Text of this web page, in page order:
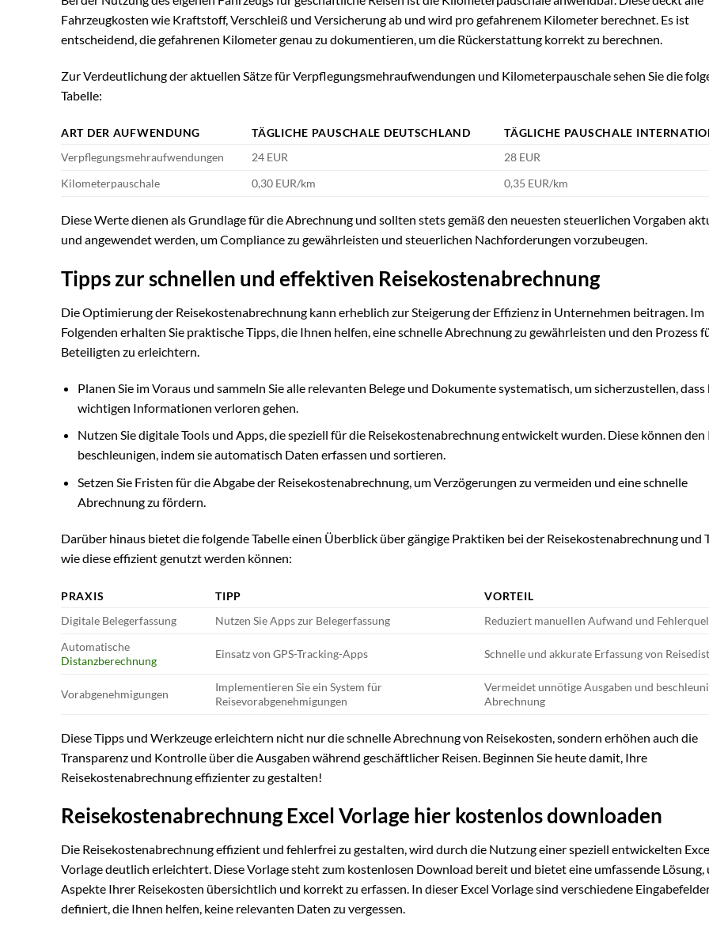
Fahrzeugkosten wie Kraftstoff, Verschleiß und Versicherung ab und wird pro gefahrenem Kilometer berechnet. Es ist
entscheidend, die gefahrenen Kilometer genau zu dokumentieren, um die Rückerstattung korrekt zu berechnen.
Zur Verdeutlichung der aktuellen Sätze für Verpflegungsmehraufwendungen und Kilometerpauschale sehen Sie die
Tabelle:
ART DER AUFWENDUNG TÄGLICHE PAUSCHALE DEUTSCHLAND
TÄGLICHE PAUSCHALE
Verpflegungsmehraufwendungen
24 EUR
28 EUR
Kilometerpauschale
0,30 EUR/km 0,35 EUR/km
Diese Werte dienen als Grundlage für die Abrechnung und sollten stets gemäß den neuesten steuerlichen Vorgaben
und angewendet werden, um Compliance zu gewährleisten und steuerlichen Nachforderungen vorzubeugen.
Tipps zur schnellen und effektiven Reisekostenabrechnung
Die Optimierung der Reisekostenabrechnung kann erheblich zur Steigerung der Effizienz in Unternehmen beitragen. Im
Folgenden erhalten Sie praktische Tipps, die Ihnen helfen, eine schnelle Abrechnung zu gewährleisten und den Prozess
Beteiligten zu erleichtern.
Planen Sie im Voraus und sammeln Sie alle relevanten Belege und Dokumente systematisch, um sicherzustellen, dass
wichtigen Informationen verloren gehen.
Nutzen Sie digitale Tools und Apps, die speziell für die Reisekostenabrechnung entwickelt wurden. Diese können den
beschleunigen, indem sie automatisch Daten erfassen und sortieren.
Setzen Sie Fristen für die Abgabe der Reisekostenabrechnung, um Verzögerungen zu vermeiden und eine schnelle
Abrechnung zu fördern.
Darüber hinaus bietet die folgende Tabelle einen Überblick über gängige Praktiken bei der Reisekostenabrechnung und
wie diese effizient genutzt werden können:
PRAXIS TIPP
VORTEIL
Digitale Belegerfassung
Nutzen Sie Apps zur Belegerfassung
Reduziert manuellen Aufwand und
Automatische
Distanzberechnung
Einsatz von GPS-Tracking-Apps Schnelle und akkurate Erfassung von
Vorabgenehmigungen
Implementieren Sie ein System für
Reisevorabgenehmigungen
Vermeidet unnötige Ausgaben und
Abrechnung
Diese Tipps und Werkzeuge erleichtern nicht nur die schnelle Abrechnung von Reisekosten, sondern erhöhen auch die
Transparenz und Kontrolle über die Ausgaben während geschäftlicher Reisen. Beginnen Sie heute damit, Ihre
Reisekostenabrechnung effizienter zu gestalten!
Reisekostenabrechnung Excel Vorlage hier kostenlos downloaden
Die Reisekostenabrechnung effizient und fehlerfrei zu gestalten, wird durch die Nutzung einer speziell entwickelten
Vorlage deutlich erleichtert. Diese Vorlage steht zum kostenlosen Download bereit und bietet eine umfassende Lösung,
Aspekte Ihrer Reisekosten übersichtlich und korrekt zu erfassen. In dieser Excel Vorlage sind verschiedene
definiert, die Ihnen helfen, keine relevanten Daten zu vergessen.